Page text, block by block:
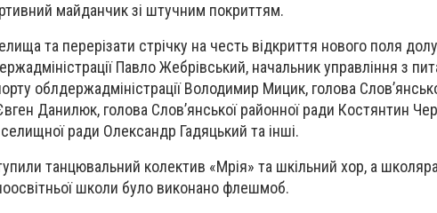
майданчик зі штучним покриттям.
та перерізати стрічку на честь відкриття нового поля
Павло Жебрівський, начальник управління з
облдержадміністрації Володимир Мицик, голова
Данилюк, голова Слов’янської районної ради Костянтин
ради Олександр Гадяцький та інші.
танцювальний колектив «Мрія» та шкільний хор, а
школи було виконано флешмоб.